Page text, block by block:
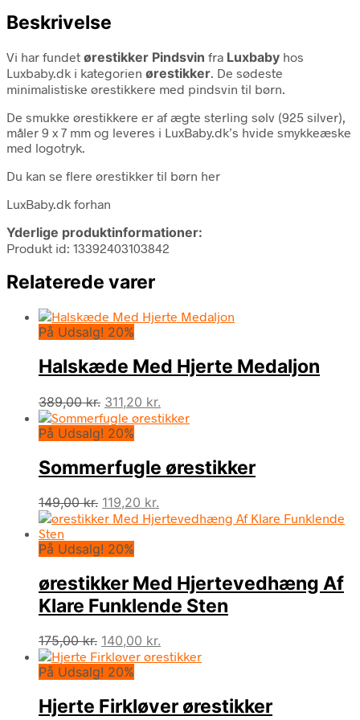
Beskrivelse
Vi har fundet ørestikker Pindsvin fra Luxbaby hos
Luxbaby.dk i kategorien ørestikker. De sødeste
minimalistiske ørestikkere med pindsvin til børn.
De smukke ørestikkere er af ægte sterling sølv (925 silver),
måler 9 x 7 mm og leveres i LuxBaby.dk’s hvide smykkeæske
med logotryk.
Du kan se flere ørestikker til børn her
LuxBaby.dk forhan
Yderlige produktinformationer:
Produkt id: 13392403103842
Relaterede varer
På Udsalg! 20%
Halskæde Med Hjerte Medaljon
389,00kr. Den
oprindelige
pris
389,00 kr..
311,20 kr.
aktuelle
311,20 kr..
På Udsalg! 20%
Sommerfugle ørestikker
149,00kr. Den
oprindelige
var:
119,20 kr.
aktuelle
På Udsalg! 20%
ørestikker Med Hjertevedhæng Af
Klare Funklende Sten
175,00kr. Den
oprindelige
pris
175,00 kr..
140,00 kr.
aktuelle
140,00 kr..
På Udsalg! 20%
Hjerte Firkløver ørestikker